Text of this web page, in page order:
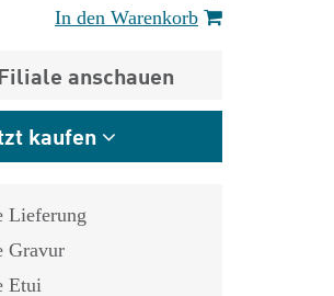
In den Warenkorb
anschauen
kaufen
Lieferung
Gravur
Etui